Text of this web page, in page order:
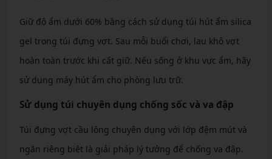
Giữ độ ẩm dưới 60% bằng cách sử dụng túi hút ẩm silica
gel trong túi đựng vợt. Sau mỗi buổi chơi, lau khô vợt
hoàn toàn trước khi cất giữ. Nếu sống ở khu vực ẩm, hãy
sử dụng máy hút ẩm cho phòng lưu trữ.
Sử dụng túi chuyên dụng chống sốc và va đập
Túi đựng vợt cầu lông chuyên dụng với lớp đệm mút và
ngăn riêng biệt là giải pháp lý tưởng để chống va đập.